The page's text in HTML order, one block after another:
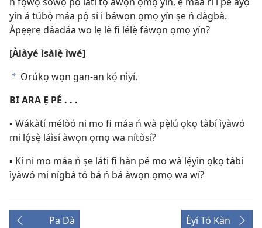
yín á túbọ̀ máa pọ̀ sí i báwọn ọmọ yín ṣe ń dàgbà.
Àpẹẹrẹ dáadáa wo lẹ lè fi lélẹ̀ fáwọn ọmọ yín?
[Àlàyé ìsàlẹ̀ ìwé]
a Orúkọ wọn gan-an kọ́ nìyí.
BI ARA Ẹ PÉ . . .
▪ Wákàtí mélòó ni mo fi máa ń wà pẹ̀lú ọkọ tàbí ìyàwó
mi lọ́sẹ̀ láìsí àwọn ọmọ wa nítòsí?
▪ Kí ni mo máa ń ṣe láti fi hàn pé mo wà lẹ́yìn ọkọ tàbí
ìyàwó mi nígbà tó bá ń bá àwọn ọmọ wa wí?
Pa Dà Èyí Tó Kàn